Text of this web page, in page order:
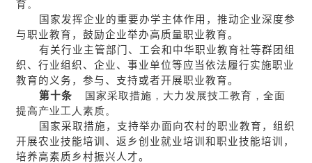
育。
国家发挥企业的重要办学主体作用，推动企业深度参
与职业教育，鼓励企业举办高质量职业教育。
有关行业主管部门、工会和中华职业教育社等群团组
织、行业组织、企业、事业单位等应当依法履行实施职业
教育的义务，参与、支持或者开展职业教育。
第十条 国家采取措施，大力发展技工教育，全面
提高产业工人素质。
国家采取措施，支持举办面向农村的职业教育，组织
开展农业技能培训、返乡创业就业培训和职业技能培训，
培养高素质乡村振兴人才。